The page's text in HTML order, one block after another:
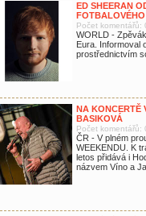
ED SHEERAN
Počet komentářů:
WORLD -
Eura. Informoval
prostřednictvím
NA KONCERTĚ
BASIKOVÁ
Počet komentářů:
ČR - V plném
WEEKENDU. K
letos přidává i
názvem Víno a